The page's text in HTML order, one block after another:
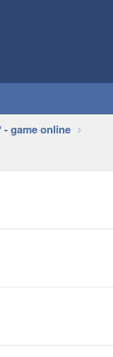
game online